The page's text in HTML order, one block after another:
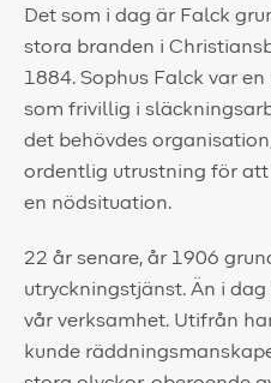
Det som i dag är Falck
stora branden i
1884. Sophus Falck var
som frivillig i
det behövdes
ordentlig utrustning för
en nödsituation.
22 år senare, år 1906
utryckningstjänst. Än i
vår verksamhet. Utifrån
kunde